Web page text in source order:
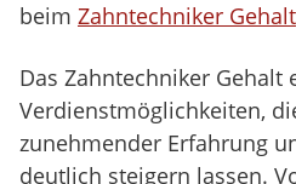
beim Zahntechniker Gehalt
Das Zahntechniker
Verdienstmöglichkeiten,
zunehmender Erfahrung
deutlich steigern lassen.